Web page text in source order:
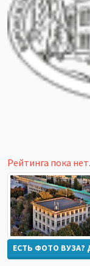
Рейтинга пока
ЕСТЬ ФОТО